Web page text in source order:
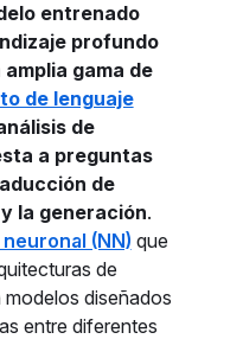
entrenado
profundo
gama de
de lenguaje
de
a preguntas
de
la generación.
(NN) que
de
diseñados
entre diferentes